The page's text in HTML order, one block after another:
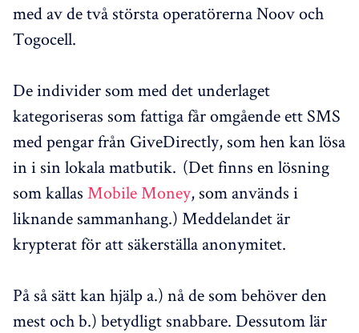
med av de två största operatörerna Noov och
Togocell.
De individer som med det underlaget
kategoriseras som fattiga får omgående ett SMS
med pengar från GiveDirectly, som hen kan lösa
in i sin lokala matbutik. (Det finns en lösning
som kallas Mobile Money, som används i
liknande sammanhang.) Meddelandet är
krypterat för att säkerställa anonymitet.
På så sätt kan hjälp a.) nå de som behöver den
mest och b.) betydligt snabbare. Dessutom lär